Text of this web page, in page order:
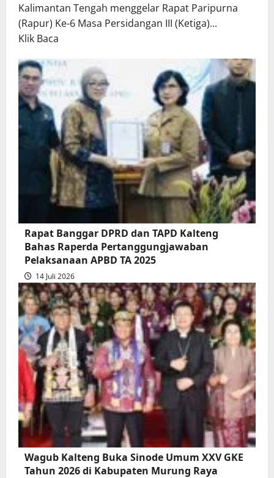
Kalimantan Tengah menggelar Rapat Paripurna
(Rapur) Ke-6 Masa Persidangan III (Ketiga)...
Klik Baca
about
Rapur
Penyampaian
Pendapat
Akhir
Gubernur
atas
Persetujuan
Bersama
Raperda
Pertanggungjawaban
Pelaksanaan
APBD
2025
Rapat Banggar DPRD dan TAPD Kalteng
Bahas Raperda Pertanggungjawaban
Pelaksanaan APBD TA 2025
14 Juli 2026
Wagub Kalteng Buka Sinode Umum XXV GKE
Tahun 2026 di Kabupaten Murung Raya